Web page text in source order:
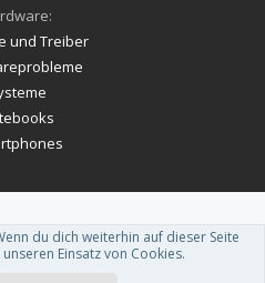
und Treiber
-Deutsch von xenDach
by ThemeHouse.
du dich weiterhin auf dieser Seite
Einsatz von Cookies.